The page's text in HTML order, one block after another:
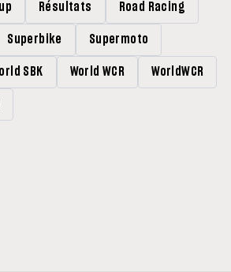
Résultats Road Racing
Superbike Supermoto
SBK World WCR WorldWCR